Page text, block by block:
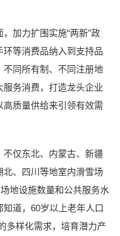
加力扩围实施“两新”政
等消费品纳入到支持品
同所有制、不同注册地
务消费，打造龙头企业
质量供给来引领有效需
仅东北、内蒙古、新疆
、四川等地室内滑雪场
地设施数量和公共服务水
道，60岁以上老年人口
多样化需求，培育潜力产